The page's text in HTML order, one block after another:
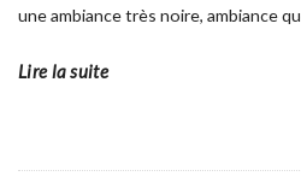
une ambiance très noire, ambiance
Lire la suite